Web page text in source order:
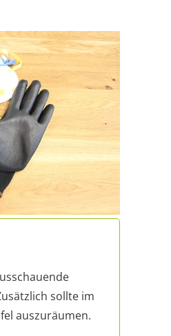
sollte im
auszuräumen.